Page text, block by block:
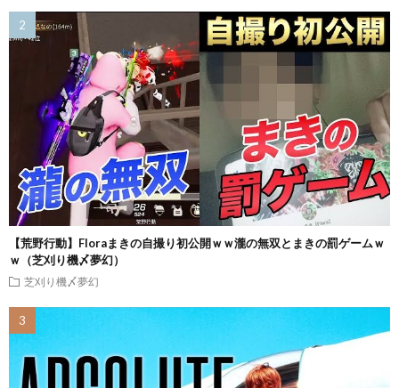
【荒野行動】Floraまきの自撮り初公開ｗｗ瀧の無双とまきの罰ゲームｗ
ｗ（芝刈り機〆夢幻）
芝刈り機〆夢幻